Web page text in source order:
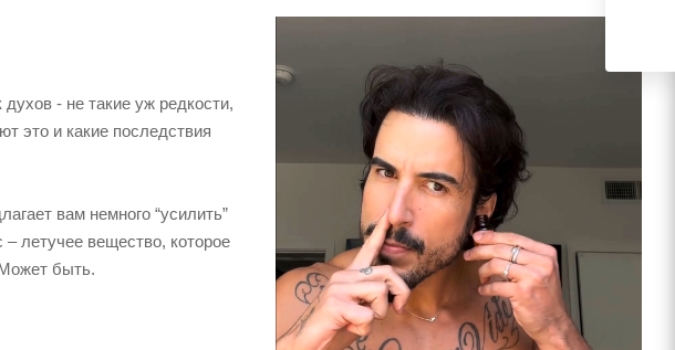
- не такие уж редкости,
это и какие последствия
вам немного “усилить”
летучее вещество, которое
быть.